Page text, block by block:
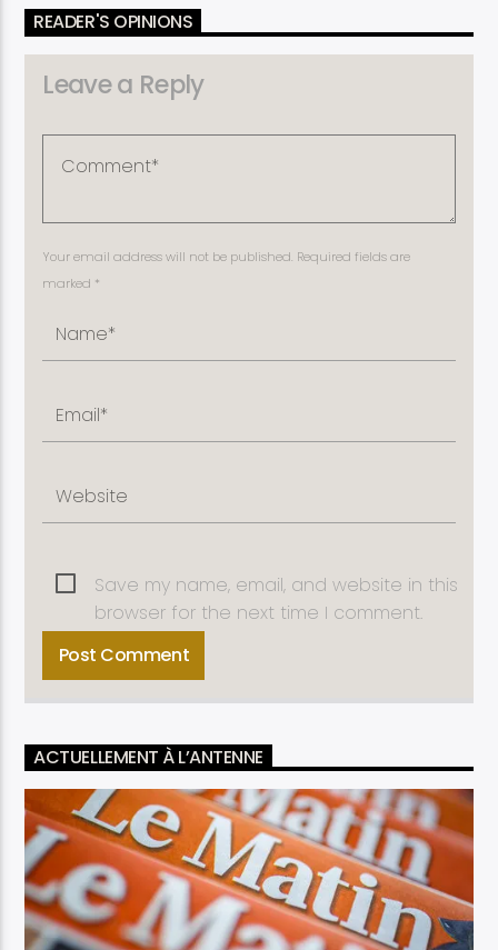
READER'S OPINIONS
Leave a Reply
Your email address will not be published. Required fields are
marked *
Save my name, email, and website in this
browser for the next time I comment.
ACTUELLEMENT À L’ANTENNE